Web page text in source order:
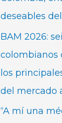
deseables
BAM 2026:
colombianos
los
del mercado
“A mí una